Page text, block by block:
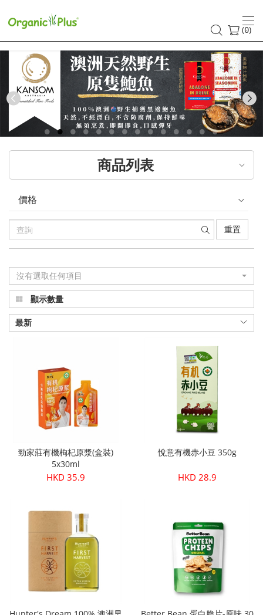
香
港
有
機
食
品
店
嚴
選
歐
美
產
品
真
正
Organic
(0)
Previous
商品列表
價格
重置
沒有選取任何項目
顯示數量
最新
勁家莊有機枸杞原漿(盒裝)
5x30ml
HKD 35.9
悅意有機赤小豆 350g
HKD 28.9